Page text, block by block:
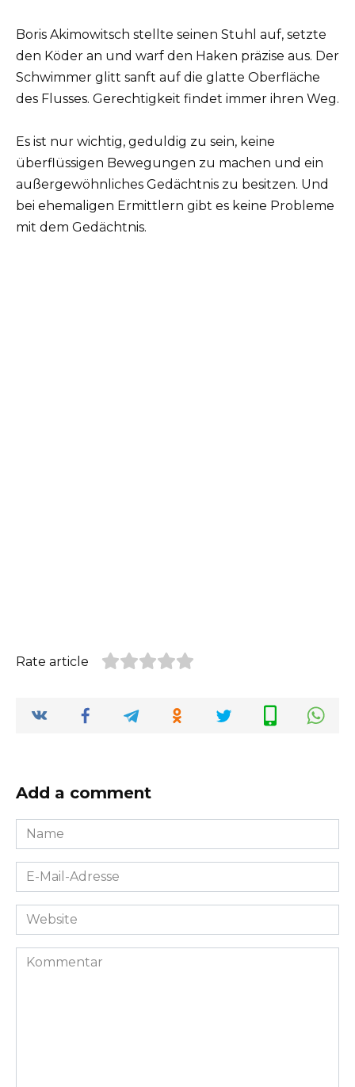
Boris Akimowitsch stellte seinen Stuhl auf, setzte
den Köder an und warf den Haken präzise aus. Der
Schwimmer glitt sanft auf die glatte Oberfläche
des Flusses. Gerechtigkeit findet immer ihren Weg.
Es ist nur wichtig, geduldig zu sein, keine
überflüssigen Bewegungen zu machen und ein
außergewöhnliches Gedächtnis zu besitzen. Und
bei ehemaligen Ermittlern gibt es keine Probleme
mit dem Gedächtnis.
Rate article
Add a comment
Name
*
E-
Mail-
Adresse
Website
Kommentar